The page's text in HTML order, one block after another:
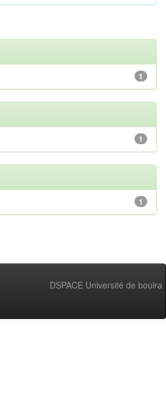
1
1
1
DSPACE Université de bouira